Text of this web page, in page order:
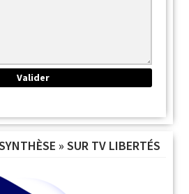
» SUR TV LIBERTÉS